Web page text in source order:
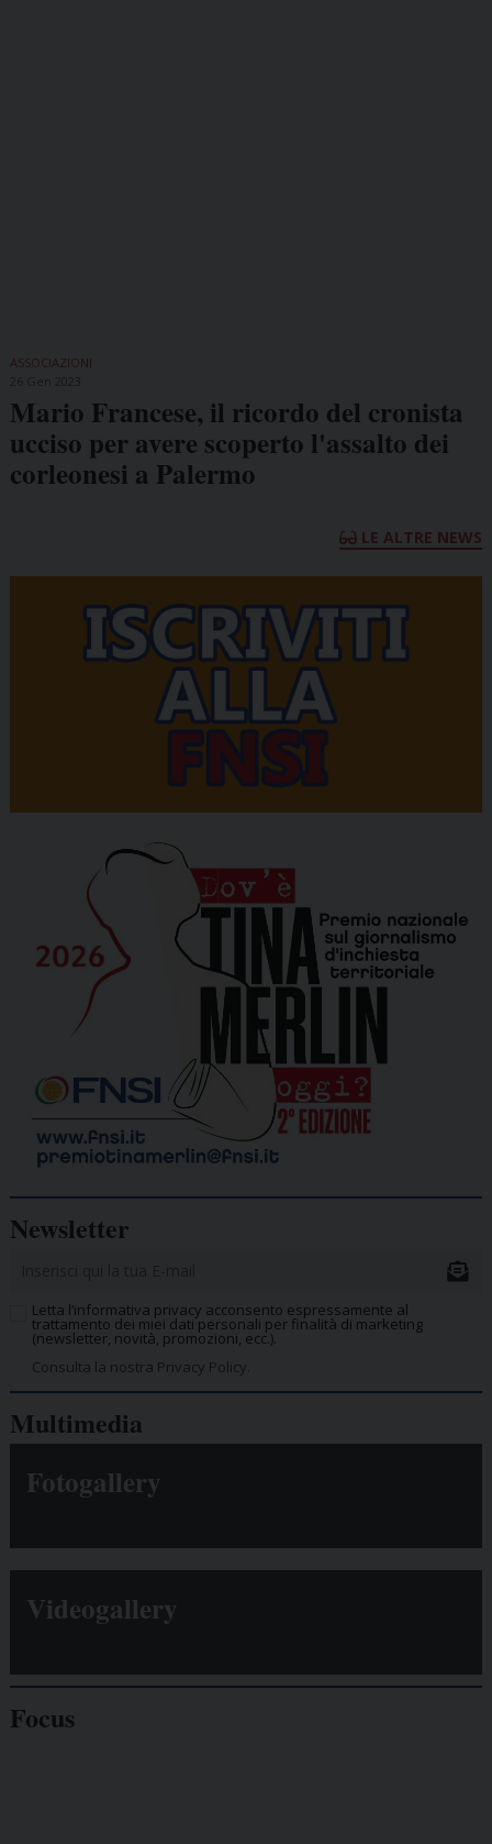
ASSOCIAZIONI
Mario Francese, il ricordo del cronista
ucciso per avere scoperto l'assalto dei
corleonesi a Palermo
LE ALTRE NEWS
Newsletter
Letta l’informativa privacy acconsento espressamente al
trattamento dei miei dati personali per finalità di marketing
(newsletter, novità, promozioni, ecc.).
Consulta la nostra Privacy Policy.
Multimedia
Fotogallery
Videogallery
Focus